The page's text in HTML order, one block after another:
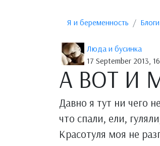
Я и беременность Блоги
Люда и бусинка
17 September 2013,
А ВОТ И
Давно я тут ни чего
что спали, ели,
Красотуля моя не